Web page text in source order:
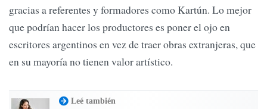
gracias a referentes y formadores como Kartún. Lo mejor
que podrían hacer los productores es poner el ojo en
escritores argentinos en vez de traer obras extranjeras, que
en su mayoría no tienen valor artístico.
Leé también